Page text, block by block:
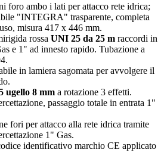
foro ambo i lati per attacco rete idrica;
"INTEGRA" trasparente, completa
misura 417 x 446 mm.
rossa UNI 25 da 25 m raccordi in
e 1" ad innesto rapido. Tubazione a
in lamiera sagomata per avvolgere il
ugello 8 mm a rotazione 3 effetti.
passaggio totale in entrata 1"
fori per attacco alla rete idrica tramite
1" Gas.
identificativo marchio CE applicato